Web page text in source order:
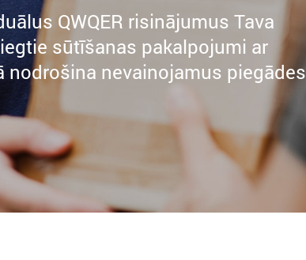
QWQER risinājumus Tava
sūtīšanas pakalpojumi ar
nodrošina nevainojamus piegādes